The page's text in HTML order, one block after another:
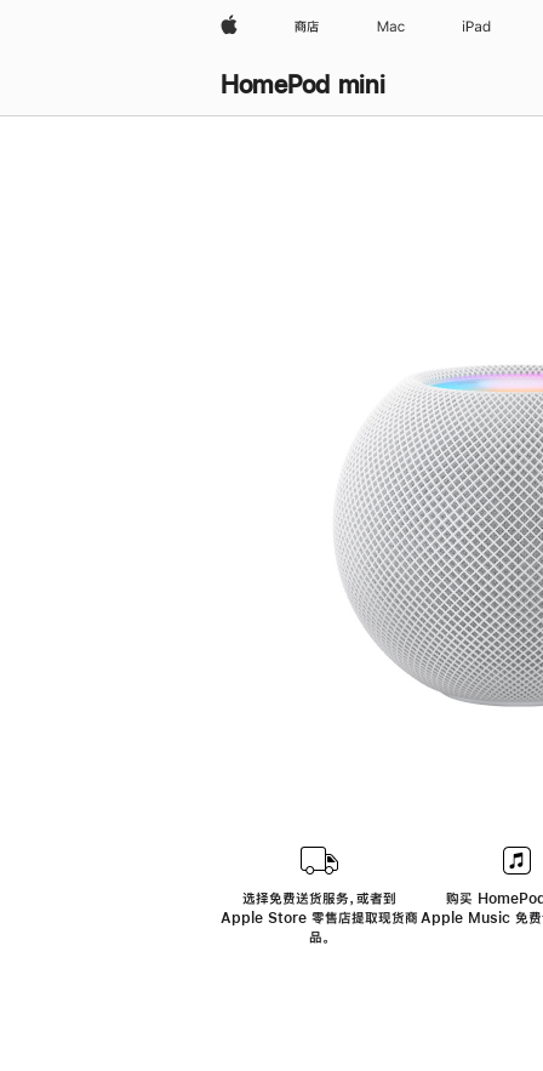
Apple 商店 Mac iPad
HomePod mini
选择免费送货服务，或者到
Apple Store 零售店提取现货商
品。
购买
Apple Music 免费